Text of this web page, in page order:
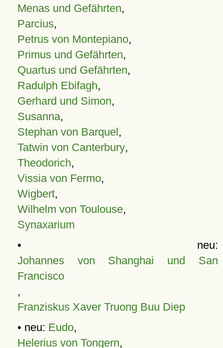
Menas und Gefährten,
Parcius,
Petrus von Montepiano,
Primus und Gefährten,
Quartus und Gefährten,
Radulph Ebifagh,
Gerhard und Simon,
Susanna,
Stephan von Barquel,
Tatwin von Canterbury,
Theodorich,
Vissia von Fermo,
Wigbert,
Wilhelm von Toulouse,
Synaxarium
• neu:
Johannes von Shanghai und San
Francisco
,
Franziskus Xaver Truong Buu Diep
• neu: Eudo,
Helerius von Tongern,